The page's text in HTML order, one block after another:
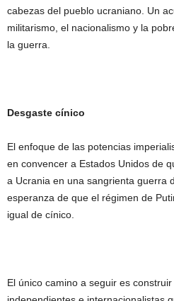
cabezas del pueblo ucraniano. Un
militarismo, el nacionalismo y la
la guerra.
Desgaste cínico
El enfoque de las potencias
en convencer a Estados Unidos de
a Ucrania en una sangrienta guerra
esperanza de que el régimen de
igual de cínico.
El único camino a seguir es